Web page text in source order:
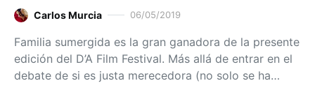
Carlos Murcia 06/05/2019
Familia sumergida es la gran ganadora de la presente
edición del D’A Film Festival. Más allá de entrar en el
debate de si es justa merecedora (no solo se ha…